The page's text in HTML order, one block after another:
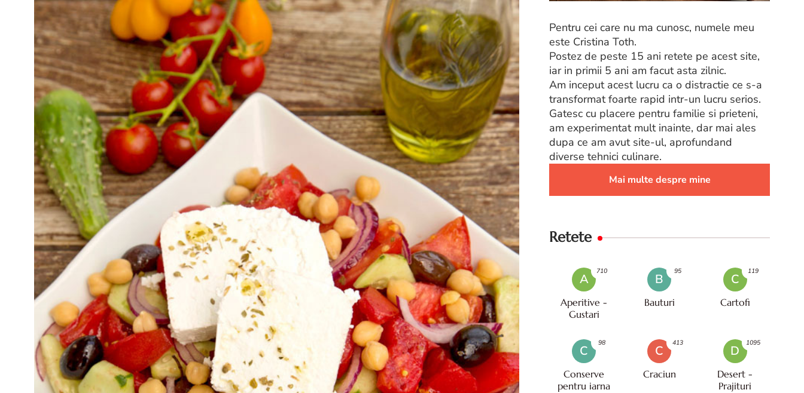
Pentru cei care nu ma cunosc, numele meu
este Cristina Toth.
Postez de peste 15 ani retete pe acest site,
iar in primii 5 ani am facut asta zilnic.
Am inceput acest lucru ca o distractie ce s-a
transformat foarte rapid intr-un lucru serios.
Gatesc cu placere pentru familie si prieteni,
am experimentat mult inainte, dar mai ales
dupa ce am avut site-ul, aprofundand
diverse tehnici culinare.
Mai multe despre mine
Retete
A
Aperitive -
Gustari
710
B
Bauturi
95
C
Cartofi
119
C
Conserve
pentru iarna
98
C
Craciun
413
D
Desert -
Prajituri
1095